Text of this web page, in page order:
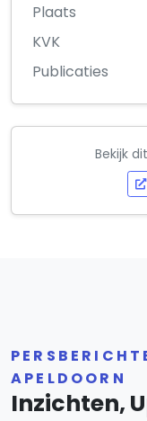
Plaats
KVK
Publicaties
Bekijk
APELDOORN
Inzichten,